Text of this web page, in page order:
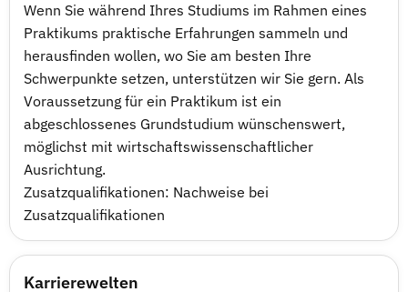
Wenn Sie während Ihres Studiums im Rahmen eines
Praktikums praktische Erfahrungen sammeln und
herausfinden wollen, wo Sie am besten Ihre
Schwerpunkte setzen, unterstützen wir Sie gern. Als
Voraussetzung für ein Praktikum ist ein
abgeschlossenes Grundstudium wünschenswert,
möglichst mit wirtschaftswissenschaftlicher
Ausrichtung.
Zusatzqualifikationen: Nachweise bei
Zusatzqualifikationen
Karrierewelten